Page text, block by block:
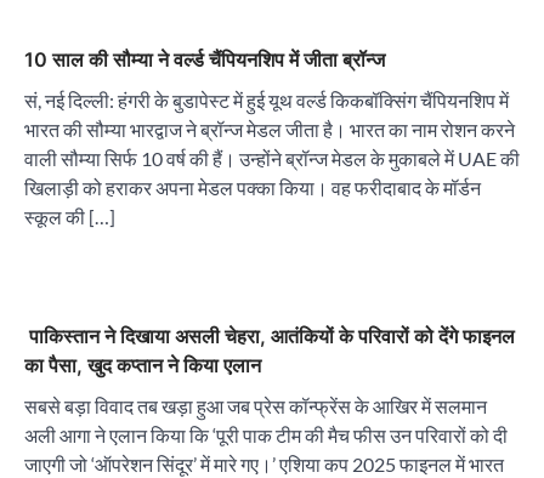
10 साल की सौम्या ने वर्ल्ड चैंपियनशिप में जीता ब्रॉन्ज
सं, नई दिल्ली: हंगरी के बुडापेस्ट में हुई यूथ वर्ल्ड किकबॉक्सिंग चैंपियनशिप में
भारत की सौम्या भारद्वाज ने ब्रॉन्ज मेडल जीता है। भारत का नाम रोशन करने
वाली सौम्या सिर्फ 10 वर्ष की हैं। उन्होंने ब्रॉन्ज मेडल के मुकाबले में UAE की
खिलाड़ी को हराकर अपना मेडल पक्का किया। वह फरीदाबाद के मॉर्डन
स्कूल की […]
पाकिस्तान ने दिखाया असली चेहरा, आतंकियों के परिवारों को देंगे फाइनल
का पैसा, खुद कप्तान ने किया एलान
सबसे बड़ा विवाद तब खड़ा हुआ जब प्रेस कॉन्फ्रेंस के आखिर में सलमान
अली आगा ने एलान किया कि ‘पूरी पाक टीम की मैच फीस उन परिवारों को दी
जाएगी जो ‘ऑपरेशन सिंदूर’ में मारे गए।’ एशिया कप 2025 फाइनल में भारत